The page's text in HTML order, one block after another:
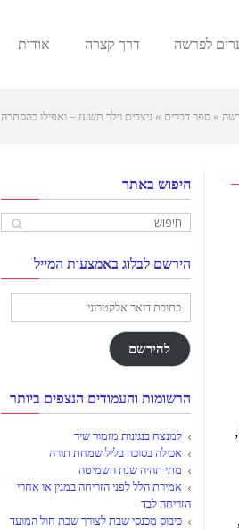
לפרשה דרך קצרה אודות
» ספר דברים » ניצבים וילך תשעז – ואפילו בהסתרה
חיפוש באתר
הירשם לבלוג באמצעות המייל
אלקטרוני
להירשם
הרשומות והעמודים הנצפים ביותר
למנצח בנגינות מזמור שיר
אכילה בסוכה בליל שמחת תורה
מתי תהיה שנת השמיטה
אמירת הלל לפני הזריחה במנין או אחרי
הזריחה לבד
כיבוס מכנסי שבת לצורך שבת חול המועד